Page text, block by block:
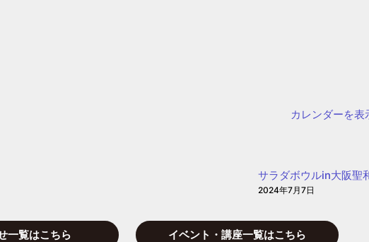
カレンダーを表
サラダボウルin大阪聖
2024年7月7日
一覧はこちら イベント・講座一覧はこちら